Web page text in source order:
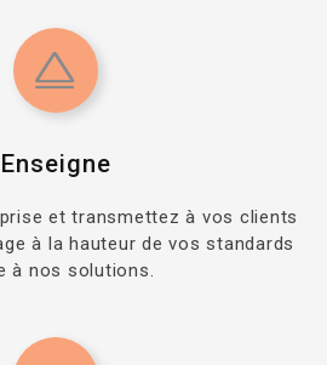
Enseigne
et transmettez à vos clients
à la hauteur de vos standards
à nos solutions.